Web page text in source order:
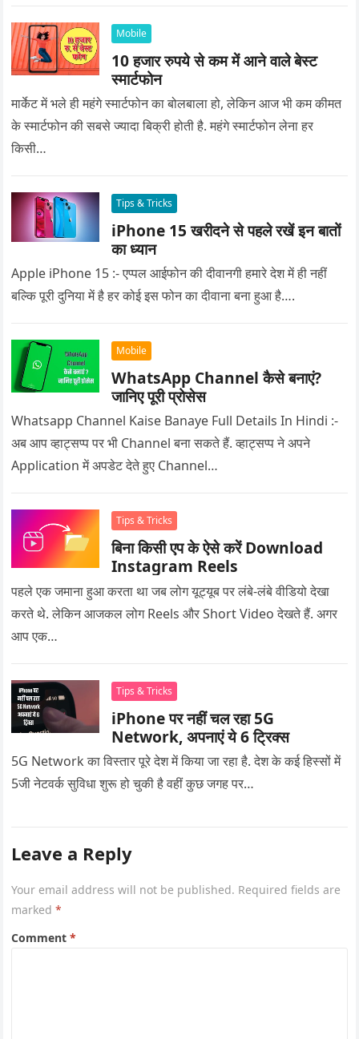
Mobile
10 हजार रुपये से कम में आने वाले बेस्ट
स्मार्टफोन
मार्केट में भले ही महंगे स्मार्टफोन का बोलबाला हो, लेकिन आज भी कम कीमत
के स्मार्टफोन की सबसे ज्यादा बिक्री होती है. महंगे स्मार्टफोन लेना हर
किसी…
Tips & Tricks
iPhone 15 खरीदने से पहले रखें इन बातों
का ध्यान
Apple iPhone 15 :- एप्पल आईफोन की दीवानगी हमारे देश में ही नहीं
बल्कि पूरी दुनिया में है हर कोई इस फोन का दीवाना बना हुआ है….
Mobile
WhatsApp Channel कैसे बनाएं?
जानिए पूरी प्रोसेस
Whatsapp Channel Kaise Banaye Full Details In Hindi :-
अब आप व्हाट्सप्प पर भी Channel बना सकते हैं. व्हाट्सप्प ने अपने
Application में अपडेट देते हुए Channel…
Tips & Tricks
बिना किसी एप के ऐसे करें Download
Instagram Reels
पहले एक जमाना हुआ करता था जब लोग यूट्यूब पर लंबे-लंबे वीडियो देखा
करते थे. लेकिन आजकल लोग Reels और Short Video देखते हैं. अगर
आप एक…
Tips & Tricks
iPhone पर नहीं चल रहा 5G
Network, अपनाएं ये 6 ट्रिक्स
5G Network का विस्तार पूरे देश में किया जा रहा है. देश के कई हिस्सों में
5जी नेटवर्क सुविधा शुरू हो चुकी है वहीं कुछ जगह पर…
Leave a Reply
Your email address will not be published. Required fields are
marked*
Comment*